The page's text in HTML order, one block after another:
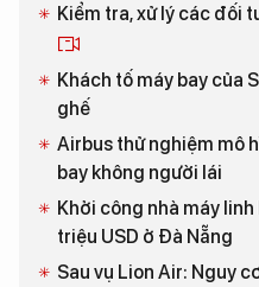
Kiểm tra, xử lý các đối
Khách tố máy bay của
ghế
Airbus thử nghiệm mô
bay không người lái
Khởi công nhà máy
triệu USD ở Đà Nẵng
Sau vụ Lion Air: Nguy